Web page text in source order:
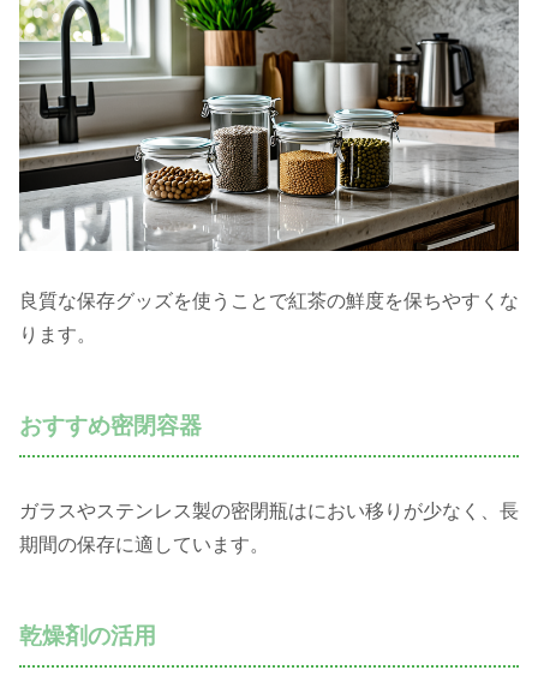
良質な保存グッズを使うことで紅茶の鮮度を保ちやすくな
ります。
おすすめ密閉容器
ガラスやステンレス製の密閉瓶はにおい移りが少なく、長
期間の保存に適しています。
乾燥剤の活用